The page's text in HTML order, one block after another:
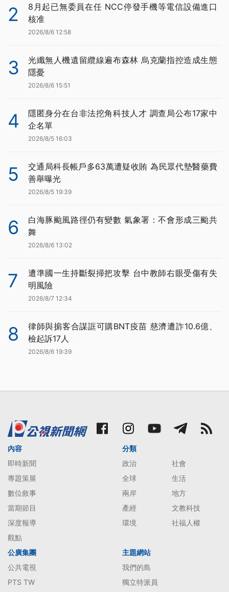
2
8月起已無委員在任 NCC停發手機等電信設備進口
核准
2026/8/6 12:58
3
光纖無人機遺留纜線遍布森林 烏克蘭指控造成生態
隱憂
2026/8/6 15:51
4
隱匿身分在台非法挖角科技人才 調查局公布17家中
企名單
2026/8/5 16:03
5
交通局科長帳戶多63萬遭疑收賄 為民眾代墊醫藥費
善舉曝光
2026/8/5 19:39
6
白海豚颱風路徑仍有變數 氣象署：不會形成三颱共
舞
2026/8/6 13:02
7
遭準國一生持斷裂掃把攻擊 台中教師右眼受傷有失
明風險
2026/8/7 12:34
8
律師與掮客合謀誆可購BNT疫苗 慈濟遭詐10.6億、
檢起訴17人
2026/8/6 19:39
內容
即時新聞
專題策展
數位敘事
當期節目
深度報導
觀點
分類
政治
社會
全球
生活
兩岸
地方
產經
文教科技
環境
社福人權
公廣集團
公共電視
PTS TW
主題網站
我們的島
獨立特派員